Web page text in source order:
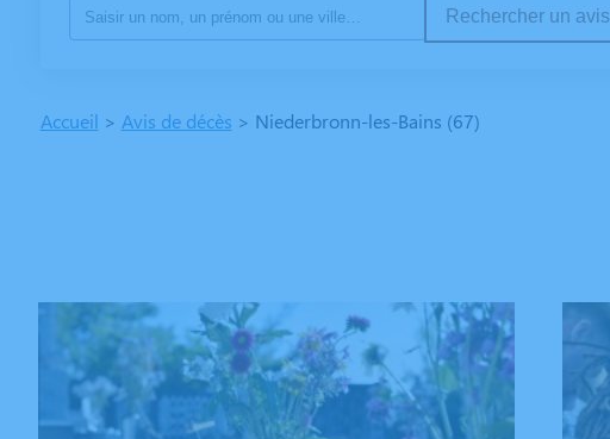
Rechercher un avis
Accueil > Avis de décès > Niederbronn-les-Bains (67)